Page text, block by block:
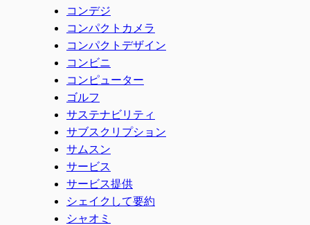
コンデジ
コンパクトカメラ
コンパクトデザイン
コンビニ
コンピューター
ゴルフ
サステナビリティ
サブスクリプション
サムスン
サービス
サービス提供
シェイクして要約
シャオミ